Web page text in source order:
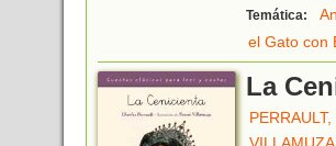
Temática:
el Gato con
La